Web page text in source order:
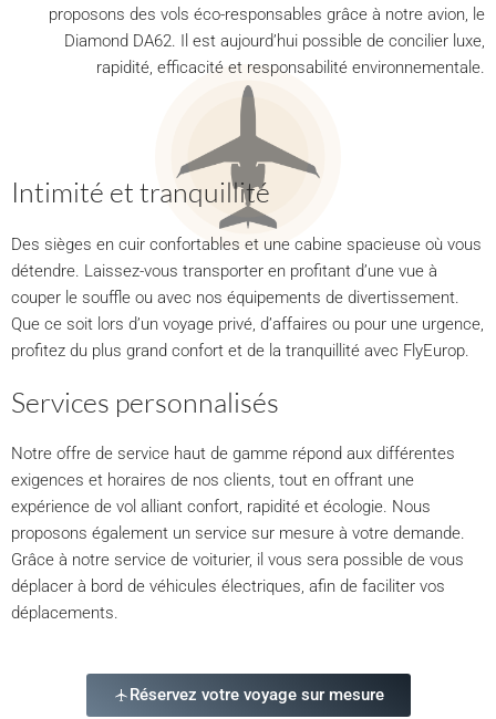
proposons des vols éco-responsables grâce à notre avion, le
Diamond DA62. Il est aujourd’hui possible de concilier luxe,
rapidité, efficacité et responsabilité environnementale.
Intimité et tranquillité
Des sièges en cuir confortables et une cabine spacieuse où vous
détendre. Laissez-vous transporter en profitant d’une vue à
couper le souffle ou avec nos équipements de divertissement.
Que ce soit lors d’un voyage privé, d’affaires ou pour une urgence,
profitez du plus grand confort et de la tranquillité avec FlyEurop.
Services personnalisés
Notre offre de service haut de gamme répond aux différentes
exigences et horaires de nos clients, tout en offrant une
expérience de vol alliant confort, rapidité et écologie. Nous
proposons également un service sur mesure à votre demande.
Grâce à notre service de voiturier, il vous sera possible de vous
déplacer à bord de véhicules électriques, afin de faciliter vos
déplacements.
Réservez votre voyage sur mesure